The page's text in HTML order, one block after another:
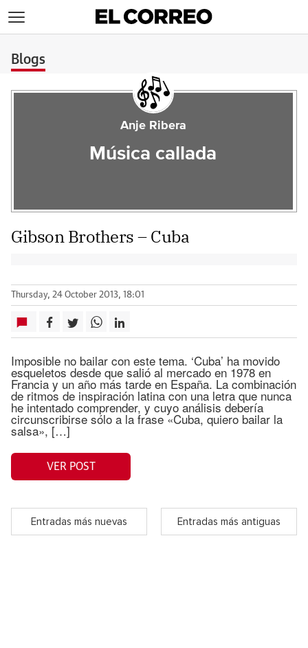
Blogs
Anje Ribera
Música callada
Gibson Brothers – Cuba
Thursday, 24 October 2013, 18:01
Imposible no bailar con este tema. ‘Cuba’ ha movido
esqueletos desde que salió al mercado en 1978 en
Francia y un año más tarde en España. La combinación
de ritmos de inspiración latina con una letra que nunca
he intentado comprender, y cuyo análisis debería
circunscribirse sólo a la frase «Cuba, quiero bailar la
salsa», […]
VER POST
Entradas más nuevas Entradas más antiguas